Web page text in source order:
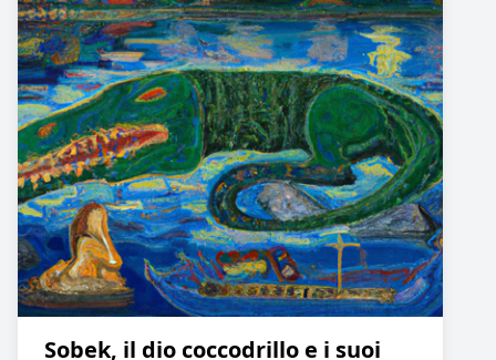
Sobek, il dio coccodrillo e i suoi